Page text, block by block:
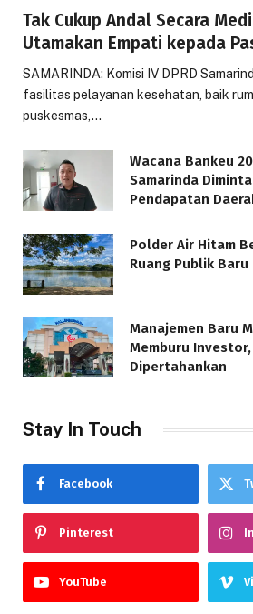
Tak Cukup Andal Secara
Utamakan Empati kepada
SAMARINDA: Komisi IV DPRD
fasilitas pelayanan kesehatan, baik
puskesmas,…
Wacana Bankeu
Samarinda
Pendapatan
Polder Air Hitam
Ruang Publik
Manajemen Baru
Memburu
Dipertahankan
Stay In Touch
Facebook
Pinterest
YouTube